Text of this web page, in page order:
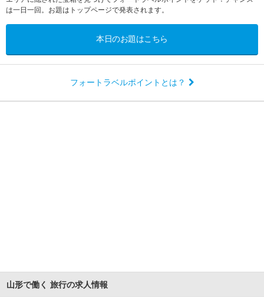
は一日一回。お題はトップページで発表されます。
本日のお題はこちら
フォートラベルポイントとは？
山形で働く 旅行の求人情報